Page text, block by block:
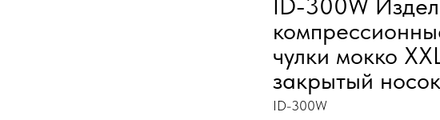
чулки мокко
закрытый носок
ID-300W